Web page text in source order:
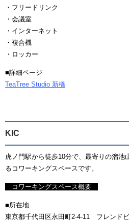
・フリードリンク
・会議室
・インターネット
・複合機
・ロッカー
■詳細ページ
TeaTree Studio 新橋
KIC
虎ノ門駅から徒歩10分で、最寄りの溜池
るコワーキングスペースです。
コワーキングスペース概要
■所在地
東京都千代田区永田町2-4-11 フレンド